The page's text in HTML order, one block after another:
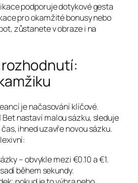
podporuje dotykové gesta
pro okamžité bonusy nebo
zůstanete v obraze i na
je načasování klíčové.
Bet nastaví malou sázku, sleduje
ihned uzavře novou sázku.
– obvykle mezi €0.10 a €1.
během sekundy.